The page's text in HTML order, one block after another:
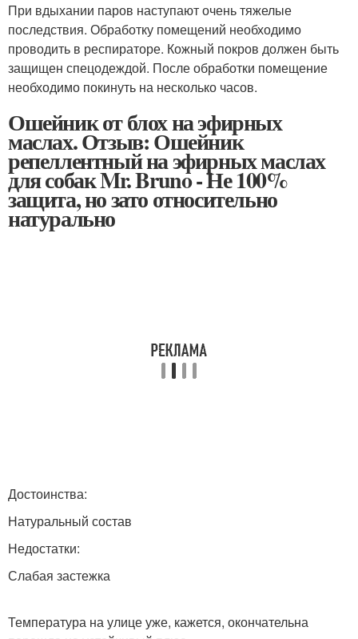
При вдыхании паров наступают очень тяжелые
последствия. Обработку помещений необходимо
проводить в респираторе. Кожный покров должен быть
защищен спецодеждой. После обработки помещение
необходимо покинуть на несколько часов.
Ошейник от блох на эфирных
маслах. Отзыв: Ошейник
репеллентный на эфирных маслах
для собак Mr. Bruno - Не 100%
защита, но зато относительно
натурально
Достоинства:
Натуральный состав
Недостатки:
Слабая застежка
Температура на улице уже, кажется, окончательна